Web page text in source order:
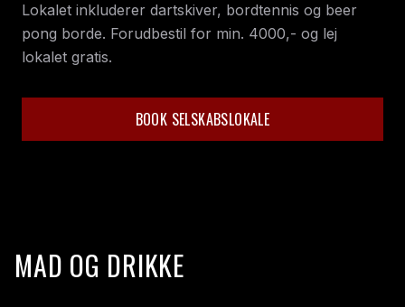
Lokalet inkluderer dartskiver, bordtennis og beer
pong borde. Forudbestil for min. 4000,- og lej
lokalet gratis.
BOOK SELSKABSLOKALE
MAD OG DRIKKE